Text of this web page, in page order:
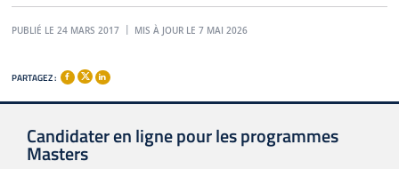
PUBLIÉ LE 24 MARS 2017 MIS À JOUR LE 7 MAI 2026
PARTAGEZ :
Candidater en ligne pour les programmes
Masters